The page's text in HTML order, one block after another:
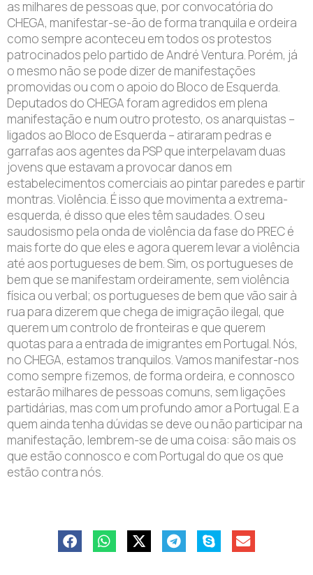
as milhares de pessoas que, por convocatória do
CHEGA, manifestar-se-ão de forma tranquila e ordeira
como sempre aconteceu em todos os protestos
patrocinados pelo partido de André Ventura. Porém, já
o mesmo não se pode dizer de manifestações
promovidas ou com o apoio do Bloco de Esquerda.
Deputados do CHEGA foram agredidos em plena
manifestação e num outro protesto, os anarquistas –
ligados ao Bloco de Esquerda – atiraram pedras e
garrafas aos agentes da PSP que interpelavam duas
jovens que estavam a provocar danos em
estabelecimentos comerciais ao pintar paredes e partir
montras. Violência. É isso que movimenta a extrema-
esquerda, é disso que eles têm saudades. O seu
saudosismo pela onda de violência da fase do PREC é
mais forte do que eles e agora querem levar a violência
até aos portugueses de bem. Sim, os portugueses de
bem que se manifestam ordeiramente, sem violência
física ou verbal; os portugueses de bem que vão sair à
rua para dizerem que chega de imigração ilegal, que
querem um controlo de fronteiras e que querem
quotas para a entrada de imigrantes em Portugal. Nós,
no CHEGA, estamos tranquilos. Vamos manifestar-nos
como sempre fizemos, de forma ordeira, e connosco
estarão milhares de pessoas comuns, sem ligações
partidárias, mas com um profundo amor a Portugal. E a
quem ainda tenha dúvidas se deve ou não participar na
manifestação, lembrem-se de uma coisa: são mais os
que estão connosco e com Portugal do que os que
estão contra nós.